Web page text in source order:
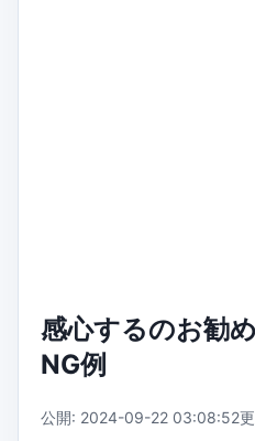
感心するのお勧
NG例
公開: 2024-09-22 03:08:52